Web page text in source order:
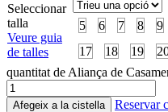
Seleccionar
talla
Veure guia
de talles
5 6 7 8 9
17
18 19
quantitat de Aliança de
Afegeix a la cistella
Reservar